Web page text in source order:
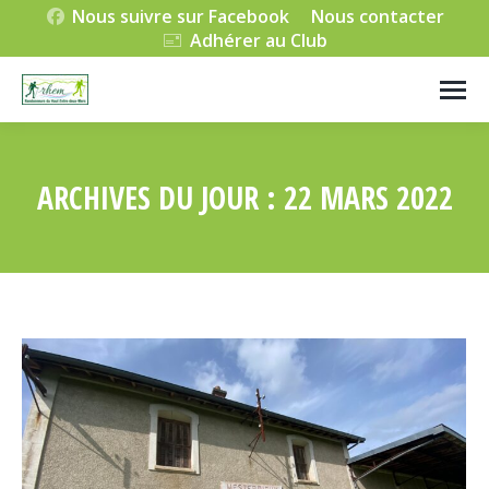
Nous suivre sur Facebook
Nous contacter
Adhérer au Club
ARCHIVES DU JOUR : 22 MARS 2022